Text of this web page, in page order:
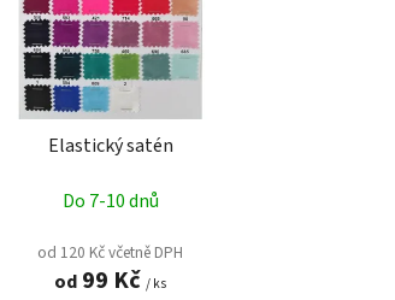
o
d
Elastický satén
Do 7-10 dnů
od 120 Kč včetně DPH
od 99 Kč/ ks